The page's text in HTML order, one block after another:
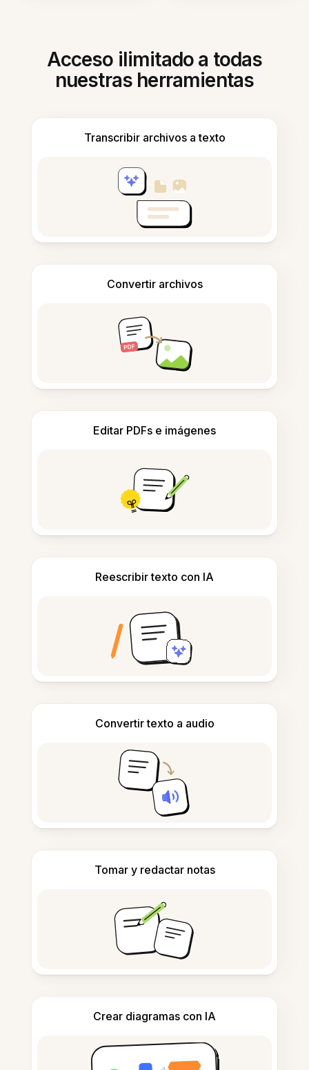
Acceso ilimitado a todas
nuestras herramientas
Transcribir archivos a texto
Convertir archivos
Editar PDFs e imágenes
Reescribir texto con IA
Convertir texto a audio
Tomar y redactar notas
Crear diagramas con IA